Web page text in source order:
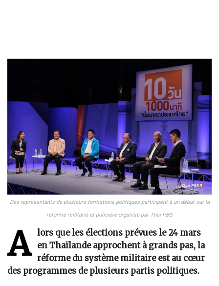
Des représentants de plusieurs formations politiques participent à un débat sur la
réforme militaire et policière organisé par Thai PBS
A
lors que les élections prévues le 24 mars
en Thaïlande approchent à grands pas, la
réforme du système militaire est au cœur
des programmes de plusieurs partis politiques.